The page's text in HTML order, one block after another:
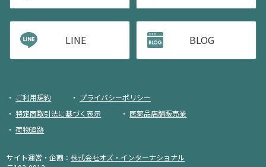
LINE BLOG
ご利用規約
プライバシーポリシー
特定商取引法に基づく表示
医薬品店舗販売業
荷物追跡
サイト運営・企画：株式会社オズ・インターナショナル